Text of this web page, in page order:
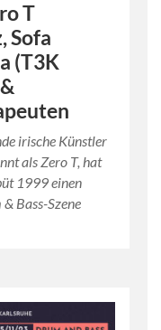
T
Sofa
(T3K
irische Künstler
als Zero T, hat
1999 einen
Bass-Szene